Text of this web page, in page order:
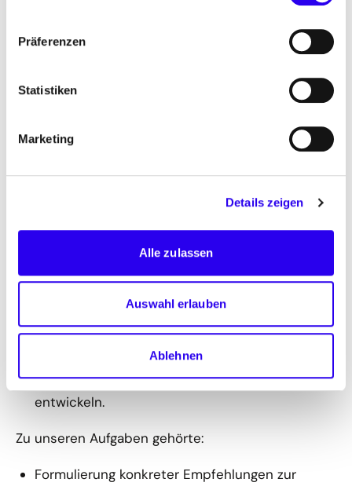
Präferenzen
Statistiken
Marketing
Details zeigen
Alle zulassen
Auswahl erlauben
Ablehnen
Bestandsquartieren ist zentral für die
Wärmenetzen erfordert große Investitionen, die
Koordination zahlreicher Akteure und den Abbau
Kommunen.
Ziel des Projekts war es:
Hemmnisse in der Planung und Umsetzung von
Wärmenetzen in Bestandsquartieren zu
die Rolle von Kommunen, Stadtwerken und
weiteren Akteuren herauszuarbeiten und
konkrete Ansätze für die erfolgreiche
Realisierung zentraler
Wärmeversorgungslösungen im Bestand zu
entwickeln.
Zu unseren Aufgaben gehörte:
Formulierung konkreter Empfehlungen zur